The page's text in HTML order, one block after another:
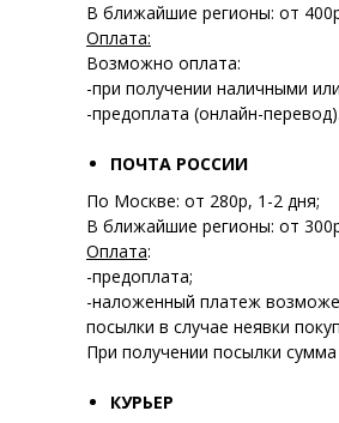
В ближайшие регионы: от
Оплата:
Возможно оплата:
-при получении наличными
-предоплата (онлайн-перевод).
ПОЧТА РОССИИ
По Москве: от 280р, 1-2 дня;
В ближайшие регионы: от
Оплата:
-предоплата;
-наложенный платеж
посылки в случае неявки
При получении посылки
КУРЬЕР